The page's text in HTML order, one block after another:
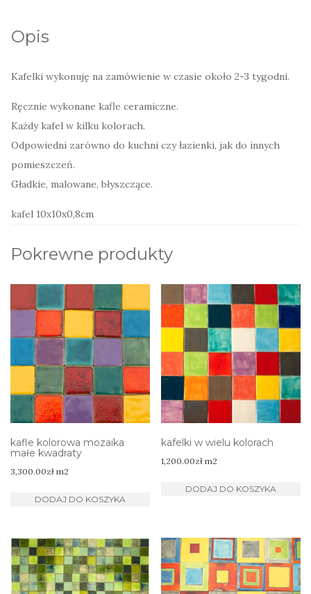
Opis
Kafelki wykonuję na zamówienie w czasie około 2-3 tygodni.
Ręcznie wykonane kafle ceramiczne.
Każdy kafel w kilku kolorach.
Odpowiedni zarówno do kuchni czy łazienki, jak do innych
pomieszczeń.
Gładkie, malowane, błyszczące.
kafel 10x10x0,8cm
Pokrewne produkty
kafle kolorowa mozaika
małe kwadraty
3,300.00zł m2
DODAJ DO KOSZYKA
kafelki w wielu kolorach
1,200.00zł m2
DODAJ DO KOSZYKA